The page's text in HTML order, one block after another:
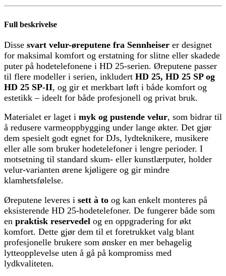
Full beskrivelse
Disse svart velur-øreputene fra Sennheiser er designet
for maksimal komfort og erstatning for slitne eller skadede
puter på hodetelefonene i HD 25-serien. Øreputene passer
til flere modeller i serien, inkludert HD 25, HD 25 SP og
HD 25 SP-II, og gir et merkbart løft i både komfort og
estetikk – ideelt for både profesjonell og privat bruk.
Materialet er laget i myk og pustende velur, som bidrar til
å redusere varmeoppbygging under lange økter. Det gjør
dem spesielt godt egnet for DJs, lydteknikere, musikere
eller alle som bruker hodetelefoner i lengre perioder. I
motsetning til standard skum- eller kunstlærputer, holder
velur-varianten ørene kjøligere og gir mindre
klamhetsfølelse.
Øreputene leveres i sett à to og kan enkelt monteres på
eksisterende HD 25-hodetelefoner. De fungerer både som
en praktisk reservedel og en oppgradering for økt
komfort. Dette gjør dem til et foretrukket valg blant
profesjonelle brukere som ønsker en mer behagelig
lytteopplevelse uten å gå på kompromiss med
lydkvaliteten.